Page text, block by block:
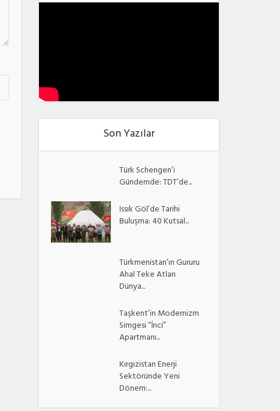
Son Yazılar
Türk Schengen’i
Gündemde: TDT’de...
Issık Göl’de Tarihi
Buluşma: 40 Kutsal...
Türkmenistan’ın Gururu
Ahal Teke Atları
Dünya...
Taşkent’in Modernizm
Simgesi “İnci”
Apartmanı...
Kırgızistan Enerji
Sektöründe Yeni
Dönem:...